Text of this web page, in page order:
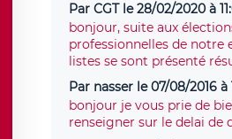
Par CGT le 28/02/2020 à
bonjour, suite aux
professionnelles de notre
listes se sont présenté
Par nasser le 07/08/2016 à
bonjour je vous prie de
renseigner sur le delai de